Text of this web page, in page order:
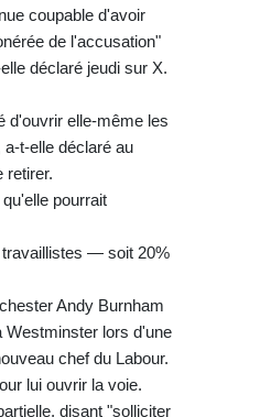
coupable d'avoir
de l'accusation"
déclaré jeudi sur X.
d'ouvrir elle-même les
t-elle déclaré au
retirer.
pourrait
travaillistes — soit 20%
Andy Burnham
Westminster lors d'une
chef du Labour.
lui ouvrir la voie.
disant "solliciter